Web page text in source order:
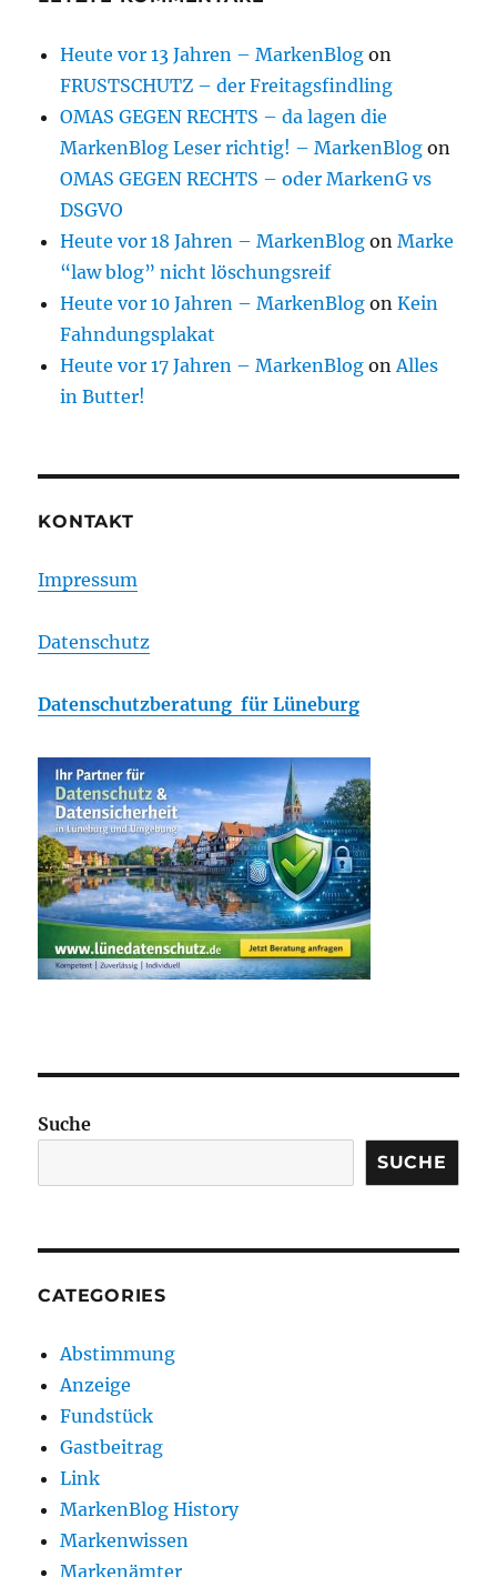
Heute vor 13 Jahren – MarkenBlog on
FRUSTSCHUTZ – der Freitagsfindling
OMAS GEGEN RECHTS – da lagen die
MarkenBlog Leser richtig! – MarkenBlog on
OMAS GEGEN RECHTS – oder MarkenG vs
DSGVO
Heute vor 18 Jahren – MarkenBlog onMarke
“law blog” nicht löschungsreif
Heute vor 10 Jahren – MarkenBlog onKein
Fahndungsplakat
Heute vor 17 Jahren – MarkenBlog onAlles
in Butter!
KONTAKT
Impressum
Datenschutz
Datenschutzberatung für Lüneburg
Suche
SUCHE
CATEGORIES
Abstimmung
Anzeige
Fundstück
Gastbeitrag
Link
MarkenBlog History
Markenwissen
Markenämter